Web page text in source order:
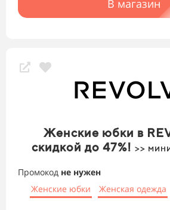
В магазин
Женские юбки в
скидкой до 47%! >>
Промокод не нужен
Женские юбки
Женская одежда